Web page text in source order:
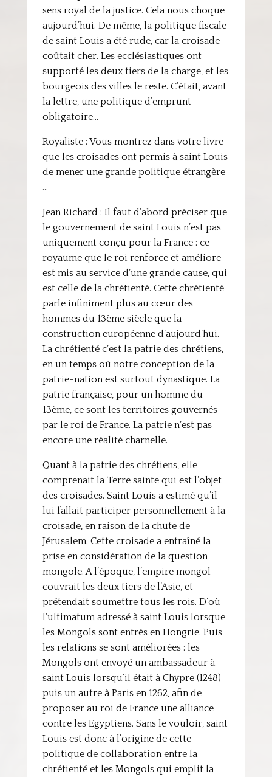
sens royal de la justice. Cela nous choque
aujourd’hui. De même, la politique fiscale
de saint Louis a été rude, car la croisade
coûtait cher. Les ecclésiastiques ont
supporté les deux tiers de la charge, et les
bourgeois des villes le reste. C’était, avant
la lettre, une politique d’emprunt
obligatoire…
Royaliste : Vous montrez dans votre livre
que les croisades ont permis à saint Louis
de mener une grande politique étrangère
…
Jean Richard : Il faut d’abord préciser que
le gouvernement de saint Louis n’est pas
uniquement conçu pour la France : ce
royaume que le roi renforce et améliore
est mis au service d’une grande cause, qui
est celle de la chrétienté. Cette chrétienté
parle infiniment plus au cœur des
hommes du 13ème siècle que la
construction européenne d’aujourd’hui.
La chrétienté c’est la patrie des chrétiens,
en un temps où notre conception de la
patrie-nation est surtout dynastique. La
patrie française, pour un homme du
13ème, ce sont les territoires gouvernés
par le roi de France. La patrie n’est pas
encore une réalité charnelle.
Quant à la patrie des chrétiens, elle
comprenait la Terre sainte qui est l’objet
des croisades. Saint Louis a estimé qu’il
lui fallait participer personnellement à la
croisade, en raison de la chute de
Jérusalem. Cette croisade a entraîné la
prise en considération de la question
mongole. A l’époque, l’empire mongol
couvrait les deux tiers de l’Asie, et
prétendait soumettre tous les rois. D’où
l’ultimatum adressé à saint Louis lorsque
les Mongols sont entrés en Hongrie. Puis
les relations se sont améliorées : les
Mongols ont envoyé un ambassadeur à
saint Louis lorsqu’il était à Chypre (1248)
puis un autre à Paris en 1262, afin de
proposer au roi de France une alliance
contre les Egyptiens. Sans le vouloir, saint
Louis est donc à l’origine de cette
politique de collaboration entre la
chrétienté et les Mongols qui emplit la